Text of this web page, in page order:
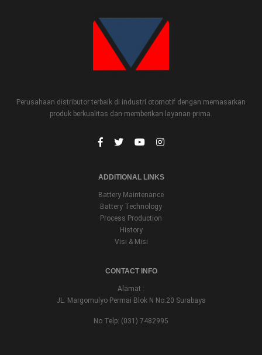
Perusahaan distributor terbaik di industri otomotif dengan memasarkan
produk berkualitas dan memberikan layanan prima.
ADDITIONAL LINKS
Battery Maintenance
Battery Technology
Process Production
History
Visi & Misi
CONTACT INFO
Alamat :
JL. Margomulyo Permai Blok N No.20 Surabaya
No Telp: (031) 7482995